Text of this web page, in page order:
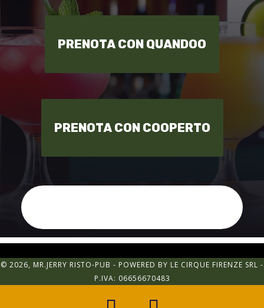
PRENOTA CON QUANDOO
PRENOTA CON COOPERTO
© 2026, MR.JERRY RISTO-PUB - POWERED BY LE CIRQUE FIRENZE SRL -
P.IVA: 06656670483